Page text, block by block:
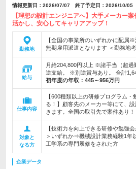
情報更新日：2026/07/07 終了予定日：2026/10/05
【理想の設計エンジニアへ】大手メーカー
活かし、安心してキャリアアップ！
勤務地
【全国の事業所のいずれかに配属
無期雇用派遣となります ＜勤務地
給与
月給204,800円以上 ※諸手当（超過
途支給。 ※別途賞与あり。 合計
初年度の年収： 445～956万円
仕事内容
【600種類以上の研修プログラム・
る！】顧客先のメーカー等にて、
きます。全国の取引先で案件あり！
対象と
なる方
【技術力を向上できる研修や勉強
＞いずれか⇒機械設計業務経験1年
工学系の専門履修をされた方
企業データ